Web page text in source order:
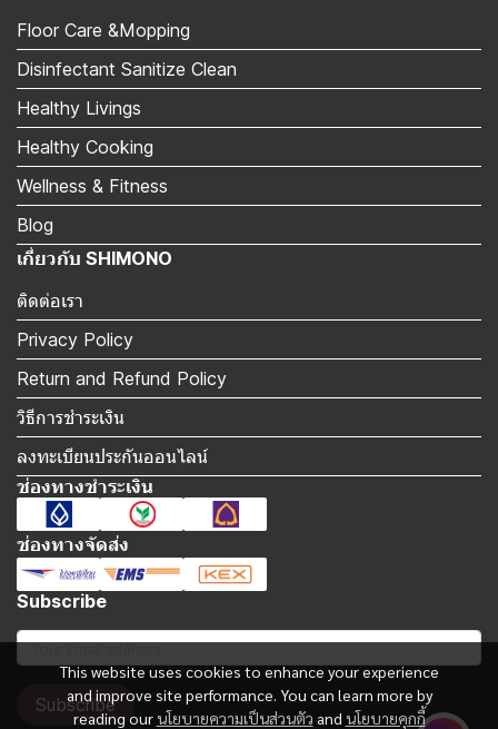
This website uses cookies to enhance your experience
and improve site performance. You can learn more by
reading our นโยบายความเป็นส่วนตัว and นโยบายคุกกี้
Floor Care &Mopping
Disinfectant Sanitize Clean
Healthy Livings
Healthy Cooking
Wellness & Fitness
Blog
เกี่ยวกับ SHIMONO
ติดต่อเรา
Privacy Policy
Return and Refund Policy
วิธีการชำระเงิน
ลงทะเบียนประกันออนไลน์
ช่องทางชำระเงิน
ช่องทางจัดส่ง
Subscribe
Subscribe